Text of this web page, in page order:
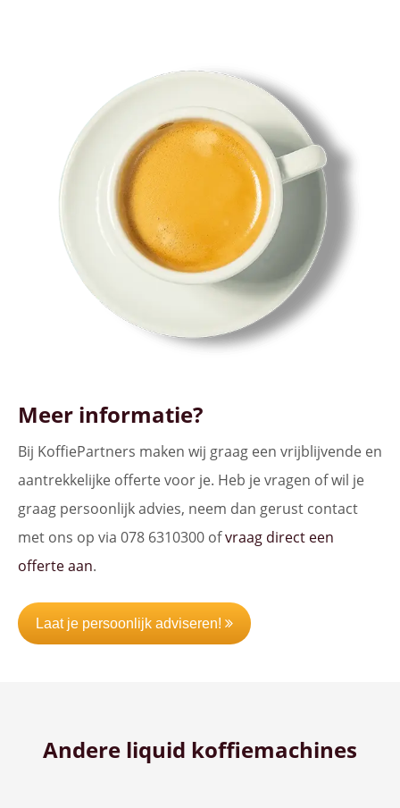
Meer informatie?
Bij KoffiePartners maken wij graag een vrijblijvende en
aantrekkelijke offerte voor je. Heb je vragen of wil je
graag persoonlijk advies, neem dan gerust contact
met ons op via 078 6310300 ofvraag direct een
offerte aan.
Laat je persoonlijk adviseren!
Andere liquid koffiemachines